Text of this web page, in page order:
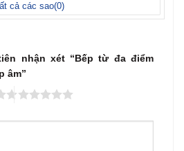
cả các sao(0)
nhận xét “Bếp từ đa điểm
âm”